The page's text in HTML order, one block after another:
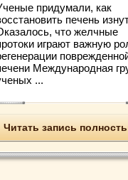
придумали, как
печень
что желчные
играют важную
Международная
...
Читать запись